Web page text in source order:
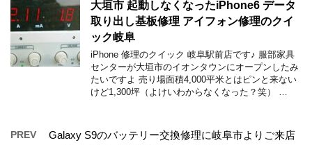
大垣市 起動しなくなったiPhone6 データ
取り出し基板修理 アイフォン修理のクイ
ック岐阜
iPhone 修理のクイック 岐阜駅前店です♪ 服部家具
センターが大垣市のイオンタウンにオープンしたみ
たいですよ 売り場面積4,000平米とはピンと来ない
けど1,300坪（よけいわからなくなった？笑） …
PREV
Galaxy S9のバッテリー交換修理に岐阜市よりご来店